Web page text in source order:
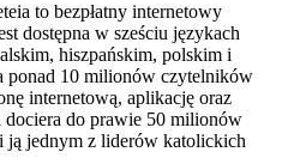
to bezpłatny internetowy
dostępna w sześciu językach
hiszpańskim, polskim i
ponad 10 milionów czytelników
internetową, aplikację oraz
dociera do prawie 50 milionów
ją jednym z liderów katolickich